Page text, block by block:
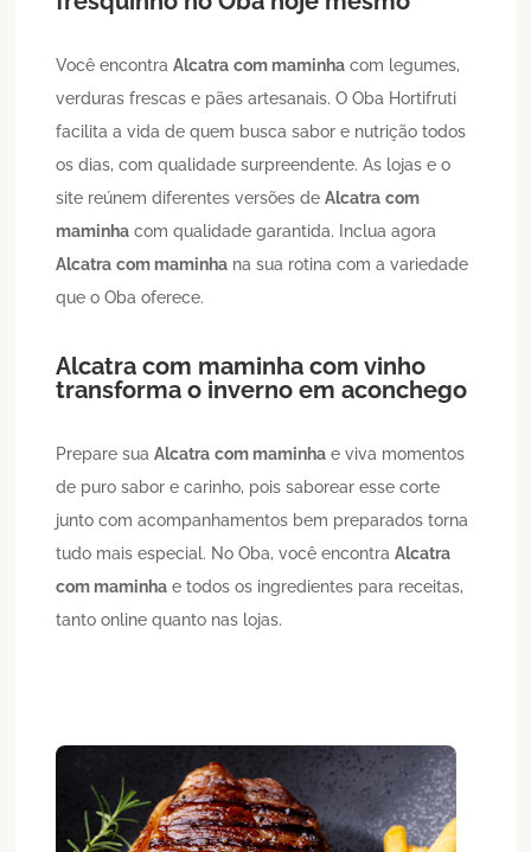
Você encontraAlcatra com maminha com legumes,
verduras frescas e pães artesanais. O Oba Hortifruti
facilita a vida de quem busca sabor e nutrição todos
os dias, com qualidade surpreendente. As lojas e o
site reúnem diferentes versões deAlcatra com
maminha com qualidade garantida. Inclua agora
Alcatra com maminha na sua rotina com a variedade
que o Oba oferece.
Alcatra com maminha com vinho
transforma o inverno em aconchego
Prepare suaAlcatra com maminha e viva momentos
de puro sabor e carinho, pois saborear esse corte
junto com acompanhamentos bem preparados torna
tudo mais especial. No Oba, você encontraAlcatra
com maminha e todos os ingredientes para receitas,
tanto online quanto nas lojas.